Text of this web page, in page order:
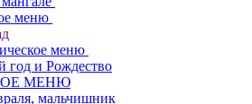
меню
меню
год и Рождество
МЕНЮ
мальчишник